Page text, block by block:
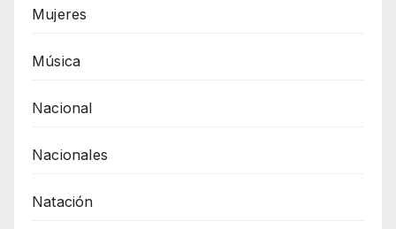
Mujeres
Música
Nacional
Nacionales
Natación